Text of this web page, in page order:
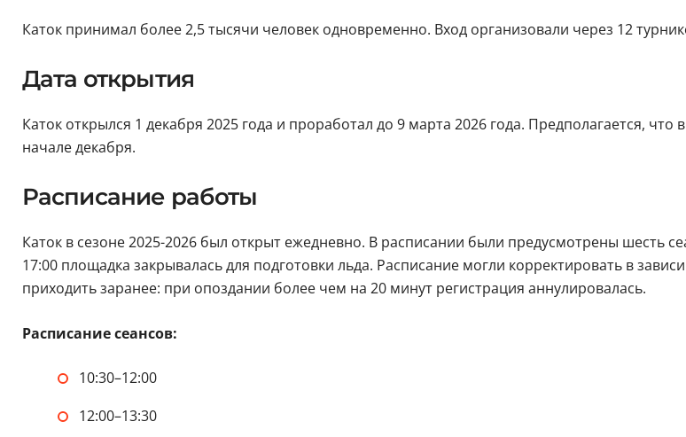
Каток принимал более 2,5 тысячи человек одновременно. Вход организовали через 12
Дата открытия
Каток открылся 1 декабря 2025 года и проработал до 9 марта 2026 года. Предполагается,
начале декабря.
Расписание работы
Каток в сезоне 2025-2026 был открыт ежедневно. В расписании были предусмотрены шесть
17:00 площадка закрывалась для подготовки льда. Расписание могли корректировать в
приходить заранее: при опоздании более чем на 20 минут регистрация аннулировалась.
Расписание сеансов:
10:30–12:00
12:00–13:30